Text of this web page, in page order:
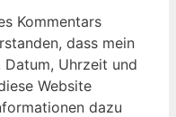
Kommentars
dass mein
Datum, Uhrzeit und
Website
dazu